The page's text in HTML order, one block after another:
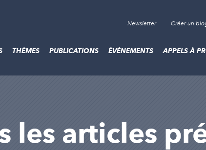
Newsletter Créer un
THÈMES PUBLICATIONS ÉVÈNEMENTS APPELS À
les articles